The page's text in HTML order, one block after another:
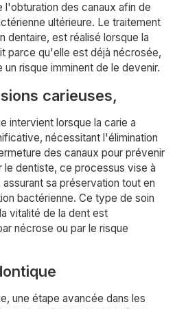
l'obturation des canaux afin de
ultérieure. Le traitement
dentaire, est réalisé lorsque la
parce qu'elle est déjà nécrosée,
risque imminent de le devenir.
carieuses,
intervient lorsque la carie a
nécessitant l'élimination
des canaux pour prévenir
le dentiste, ce processus vise à
sa préservation tout en
bactérienne. Ce type de soin
vitalité de la dent est
nécrose ou par le risque
une étape avancée dans les